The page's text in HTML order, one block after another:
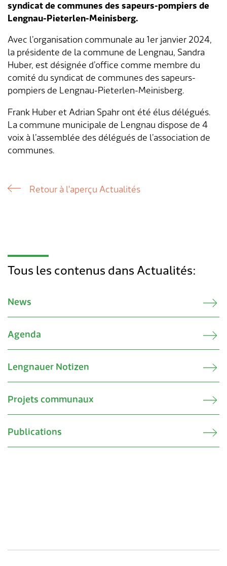
syndicat de communes des sapeurs-pompiers de
Lengnau-Pieterlen-Meinisberg.
Avec l’organisation communale au 1er janvier 2024,
la présidente de la commune de Lengnau, Sandra
Huber, est désignée d’office comme membre du
comité du syndicat de communes des sapeurs-
pompiers de Lengnau-Pieterlen-Meinisberg.
Frank Huber et Adrian Spahr ont été élus délégués.
La commune municipale de Lengnau dispose de 4
voix à l’assemblée des délégués de l’association de
communes.
Retour à l'aperçu Actualités
Tous les contenus dans Actualités:
News
Agenda
Lengnauer Notizen
Projets communaux
Publications
Association des parents d'accueil
Gastronomie
Location d'installations de loisirs
Autorisation d'événements
Assurances sociales
Affaires sociales
Impôts
Aménagement du territoire & planification
locale
Cadastre RDPPF
Environnement
Energie & eau
Sécurité
Paroisses
Communes partenaires
Lengnauer Notizen
Economie
Département des finances
Service social
Dép. de la construction et des travaux
Centre d'entretien
Administration scolaire
Stage / apprentissage
Services de A à Z
Répertoire d'adresses
Contact & heures d'ouverture